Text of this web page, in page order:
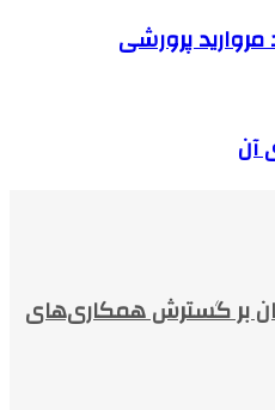
مروارید پرورشی
آن
بر گسترش همکاری‌های